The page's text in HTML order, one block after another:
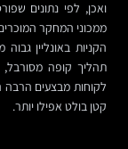
ממכוני המחקר
הקניות באונליין
תהליך קופה מסורבל,
לקוחות מבצעים הרבה
קטן בולט אפילו יותר.